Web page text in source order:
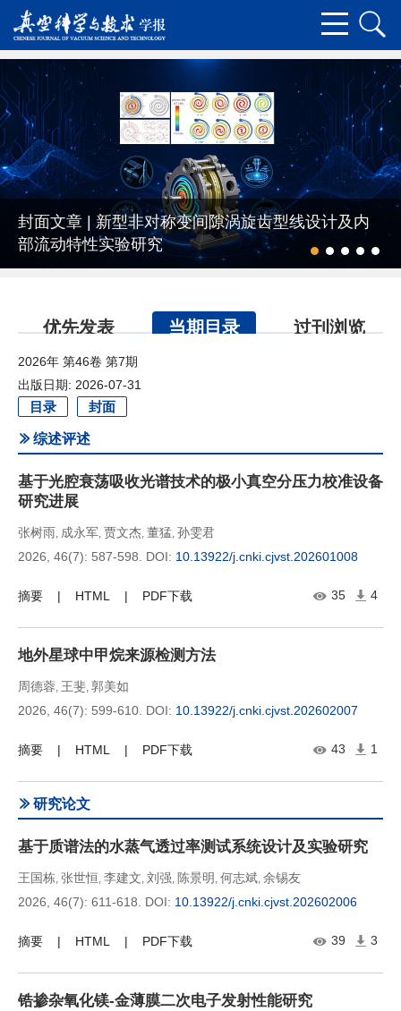
型线设计及内
封面文章 | ZnO真空碳热还原热力
研究
优先发表 当期目录 过刊浏览
2026年 第46卷 第7期
出版日期: 2026-07-31
目录 封面
综述评述
基于光腔衰荡吸收光谱技术的极小真空分压力校准设备
研究进展
张树雨, 成永军, 贾文杰, 董猛, 孙雯君
2026, 46(7): 587-598. DOI: 10.13922/j.cnki.cjvst.202601008
摘要 HTML PDF下载 35 4
地外星球中甲烷来源检测方法
周德蓉, 王斐, 郭美如
2026, 46(7): 599-610. DOI: 10.13922/j.cnki.cjvst.202602007
摘要 HTML PDF下载 43 1
研究论文
基于质谱法的水蒸气透过率测试系统设计及实验研究
王国栋, 张世恒, 李建文, 刘强, 陈景明 , 何志斌, 余锡友
2026, 46(7): 611-618. DOI: 10.13922/j.cnki.cjvst.202602006
摘要 HTML PDF下载 39 3
锆掺杂氧化镁-金薄膜二次电子发射性能研究